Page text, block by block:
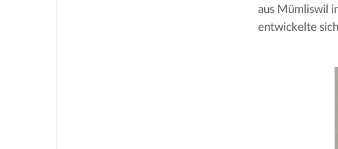
aus Mümliswil
entwickelte